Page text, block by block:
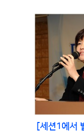
[세션1에서